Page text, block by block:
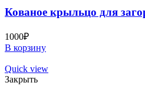
Кованое крыльцо для
1000₽
В корзину
Quick view
Закрыть